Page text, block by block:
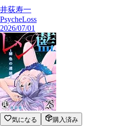
井荻寿一
PsycheLoss
2026/07/01
気になる 購入済み